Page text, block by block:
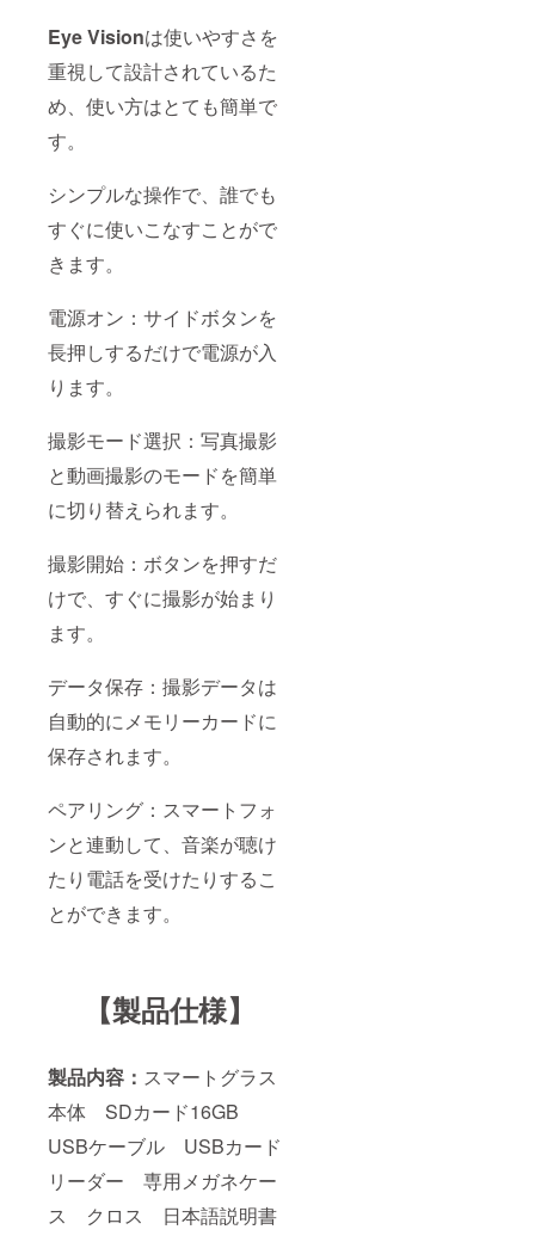
Eye Visionは使いやすさを
重視して設計されているた
め、使い方はとても簡単で
す。
シンプルな操作で、誰でも
すぐに使いこなすことがで
きます。
電源オン：サイドボタンを
長押しするだけで電源が入
ります。
撮影モード選択：写真撮影
と動画撮影のモードを簡単
に切り替えられます。
撮影開始：ボタンを押すだ
けで、すぐに撮影が始まり
ます。
データ保存：撮影データは
自動的にメモリーカードに
保存されます。
ペアリング：スマートフォ
ンと連動して、音楽が聴け
たり電話を受けたりするこ
とができます。
【製品仕様】
製品内容： スマートグラス
本体 SDカード16GB
USBケーブル USBカード
リーダー 専用メガネケー
ス クロス 日本語説明書